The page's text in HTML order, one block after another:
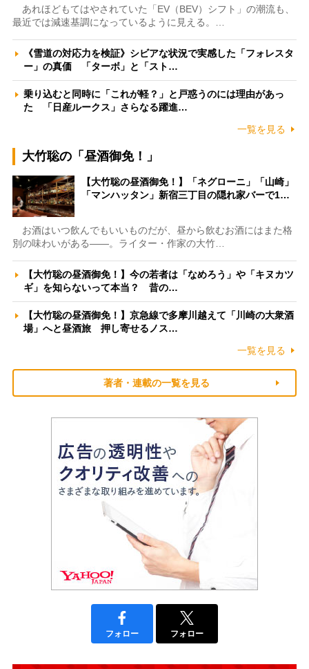
あれほどもてはやされていた「EV（BEV）シフト」の潮流も、
最近では減速基調になっているように見える。…
《雪道の対応力を検証》シビアな状況で実感した「フォレスタ
ー」の真価 「ターボ」と「スト…
乗り込むと同時に「これが軽？」と戸惑うのには理由があっ
た 「日産ルークス」さらなる躍進…
一覧を見る
大竹聡の「昼酒御免！」
【大竹聡の昼酒御免！】「ネグローニ」「山崎」
「マンハッタン」新宿三丁目の隠れ家バーで1…
お酒はいつ飲んでもいいものだが、昼から飲むお酒にはまた格
別の味わいがある――。ライター・作家の大竹…
【大竹聡の昼酒御免！】今の若者は「なめろう」や「キヌカツ
ギ」を知らないって本当？ 昔の…
【大竹聡の昼酒御免！】京急線で多摩川越えて「川崎の大衆酒
場」へと昼酒旅 押し寄せるノス…
一覧を見る
著者・連載の一覧を見る
フォロー フォロー